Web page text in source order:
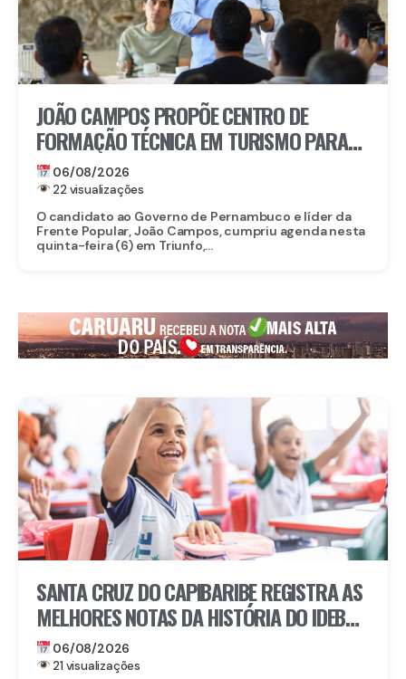
JOÃO CAMPOS PROPÕE CENTRO DE
FORMAÇÃO TÉCNICA EM TURISMO PARA
FORTALECER TRIUNFO
06/08/2026
22 visualizações
O candidato ao Governo de Pernambuco e líder da
Frente Popular, João Campos, cumpriu agenda nesta
quinta-feira (6) em Triunfo,...
SANTA CRUZ DO CAPIBARIBE REGISTRA AS
MELHORES NOTAS DA HISTÓRIA DO IDEB
NA REDE MUNICIPAL
06/08/2026
21 visualizações